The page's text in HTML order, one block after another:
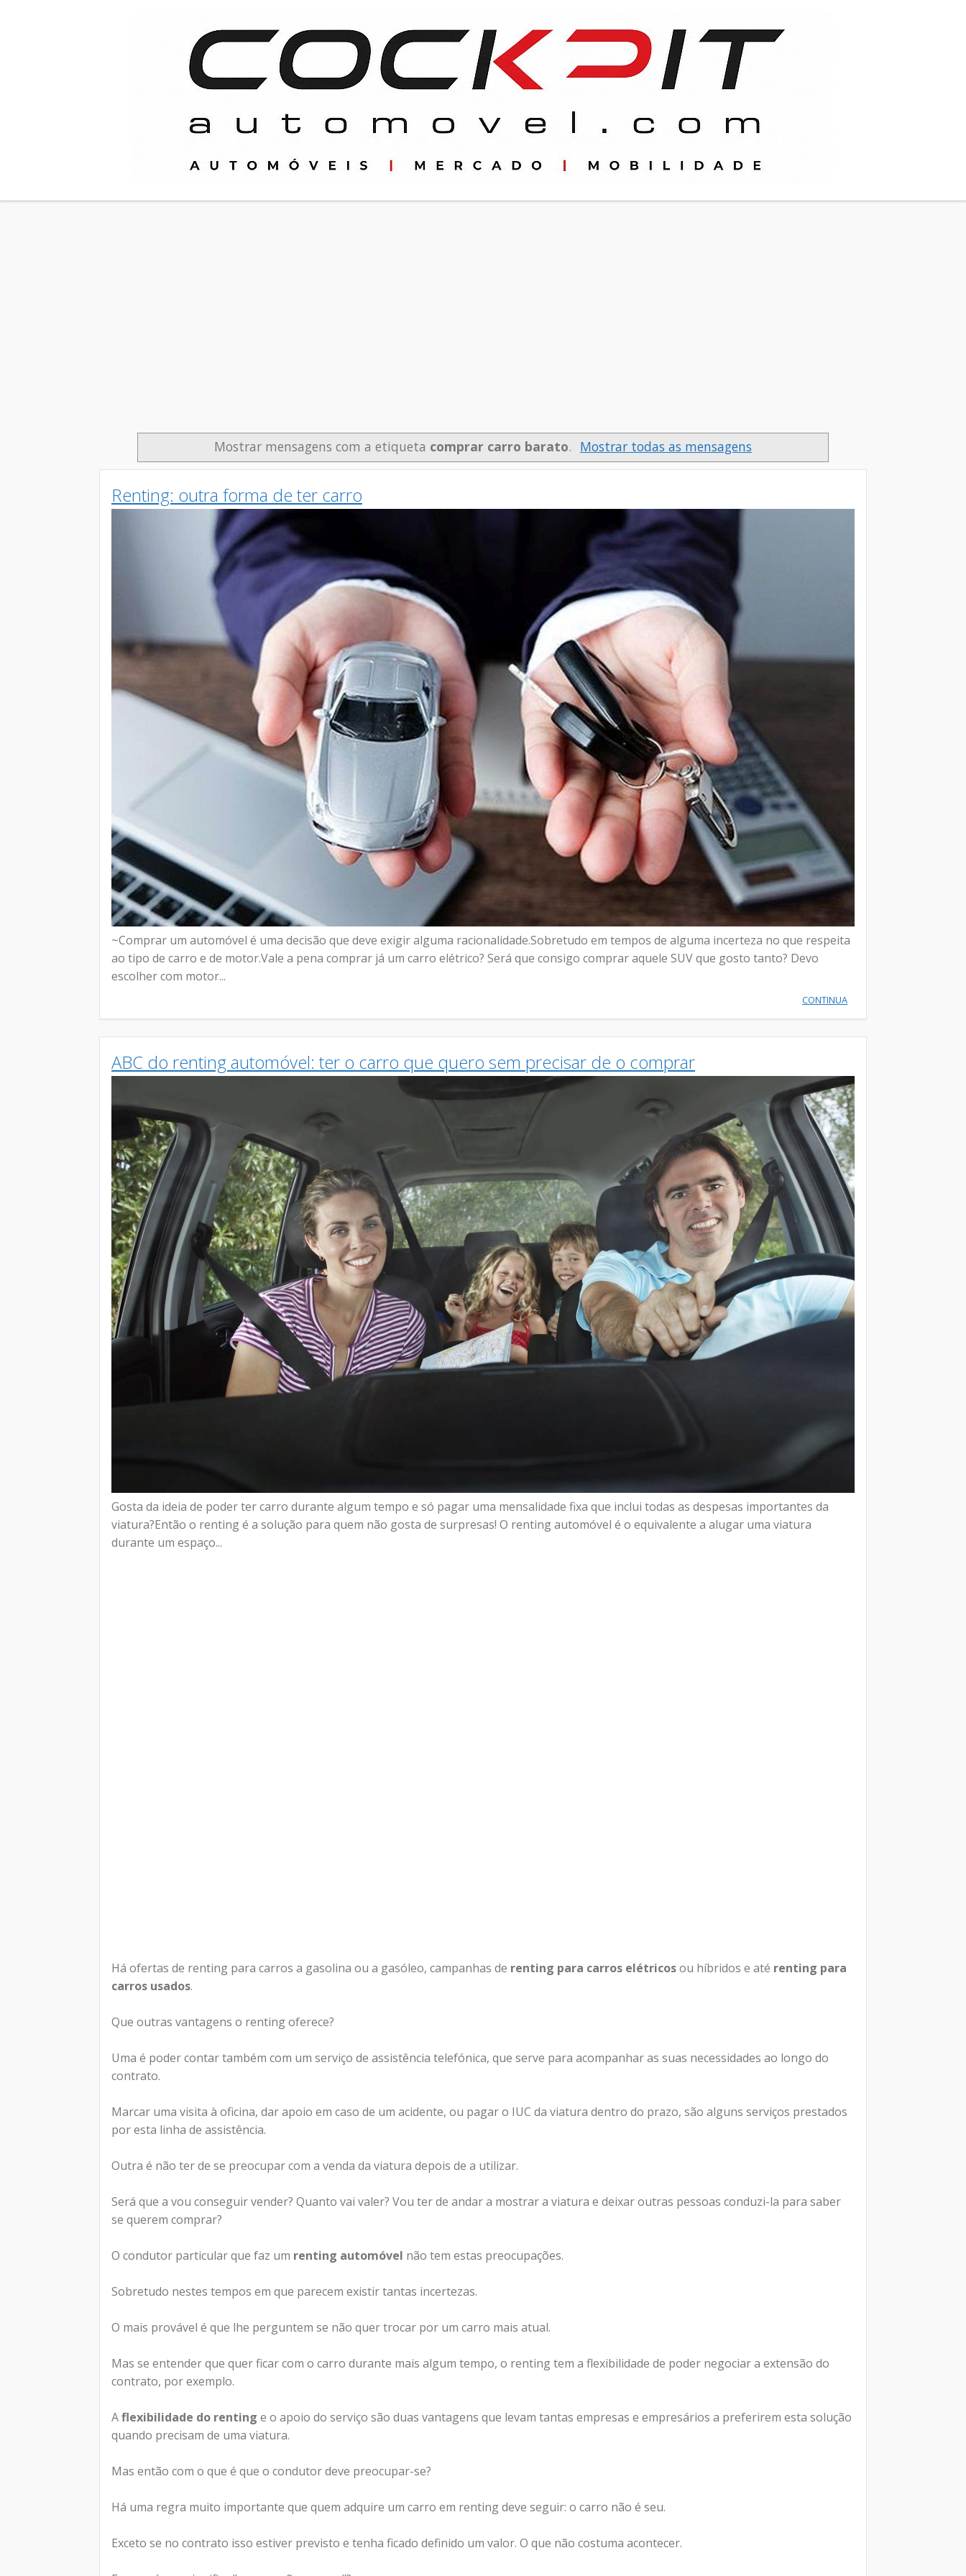
Mostrar mensagens com a etiqueta comprar carro barato. Mostrar todas as mensagens
Renting: outra forma de ter carro
~Comprar um automóvel é uma decisão que deve exigir alguma racionalidade.Sobretudo em tempos de alguma incerteza no que respeita
ao tipo de carro e de motor.Vale a pena comprar já um carro elétrico? Será que consigo comprar aquele SUV que gosto tanto? Devo
escolher com motor...
CONTINUA
ABC do renting automóvel: ter o carro que quero sem precisar de o comprar
Gosta da ideia de poder ter carro durante algum tempo e só pagar uma mensalidade fixa que inclui todas as despesas importantes da
viatura?Então o renting é a solução para quem não gosta de surpresas! O renting automóvel é o equivalente a alugar uma viatura
durante um espaço...
Há ofertas de renting para carros a gasolina ou a gasóleo, campanhas de renting para carros elétricosou híbridos e até renting para
carros usados.
Que outras vantagens o renting oferece?
Uma é poder contar também com um serviço de assistência telefónica, que serve para acompanhar as suas necessidades ao longo do
contrato.
Marcar uma visita à oficina, dar apoio em caso de um acidente, ou pagar o IUC da viatura dentro do prazo, são alguns serviços prestados
por esta linha de assistência.
Outra é não ter de se preocupar com a venda da viatura depois de a utilizar.
Será que a vou conseguir vender? Quanto vai valer? Vou ter de andar a mostrar a viatura e deixar outras pessoas conduzi-la para saber
se querem comprar?
O condutor particular que faz um renting automóvel não tem estas preocupações.
Sobretudo nestes tempos em que parecem existir tantas incertezas.
O mais provável é que lhe perguntem se não quer trocar por um carro mais atual.
Mas se entender que quer ficar com o carro durante mais algum tempo, o renting tem a flexibilidade de poder negociar a extensão do
contrato, por exemplo.
Aflexibilidade do renting e o apoio do serviço são duas vantagens que levam tantas empresas e empresários a preferirem esta solução
quando precisam de uma viatura.
Mas então com o que é que o condutor deve preocupar-se?
Há uma regra muito importante que quem adquire um carro em renting deve seguir: o carro não é seu.
Exceto se no contrato isso estiver previsto e tenha ficado definido um valor. O que não costuma acontecer.